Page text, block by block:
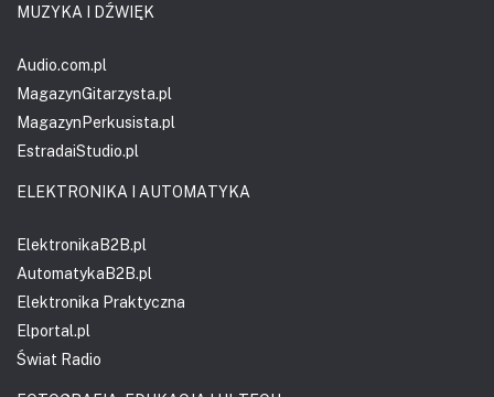
MUZYKA I DŹWIĘK
Audio.com.pl
MagazynGitarzysta.pl
MagazynPerkusista.pl
EstradaiStudio.pl
ELEKTRONIKA I AUTOMATYKA
ElektronikaB2B.pl
AutomatykaB2B.pl
Elektronika Praktyczna
Elportal.pl
Świat Radio